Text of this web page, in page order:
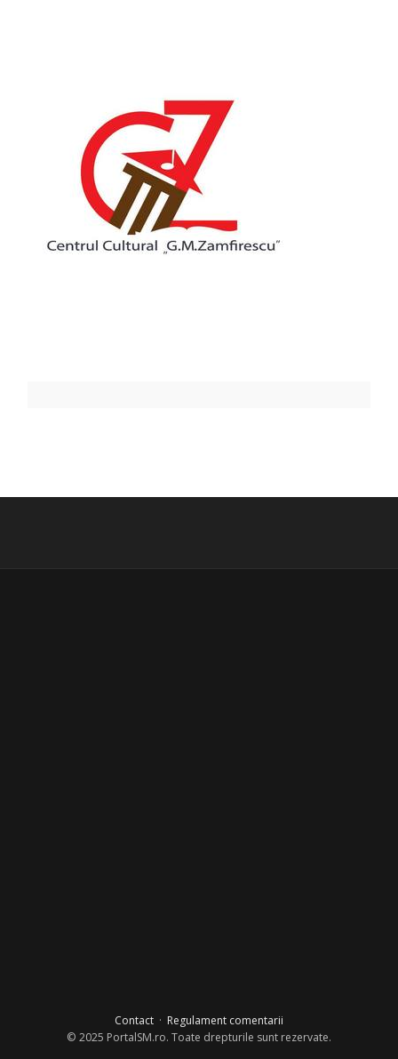
Contact· Regulament comentarii
© 2025 PortalSM.ro. Toate drepturile sunt rezervate.